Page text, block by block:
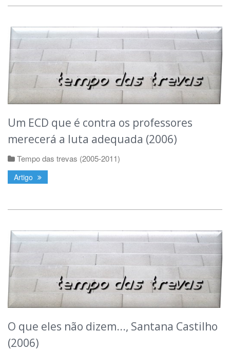
Um ECD que é contra os professores
merecerá a luta adequada (2006)
Tempo das trevas (2005-2011)
Artigo
O que eles não dizem..., Santana Castilho
(2006)